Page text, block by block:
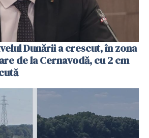
Dunării a crescut, în zona
de la Cernavodă, cu 2 cm